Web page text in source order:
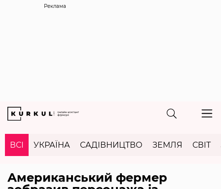
Реклама
ВСІ УКРАЇНА САДІВНИЦТВО ЗЕМЛЯ СВІТ
Американський фермер